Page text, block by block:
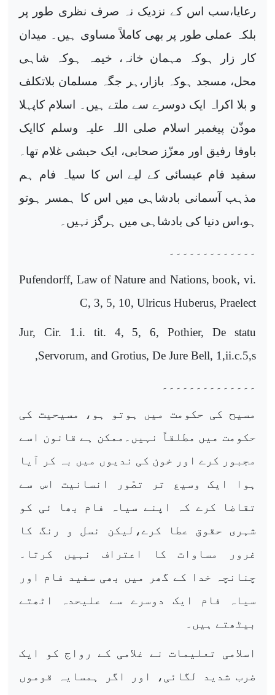
رعایا،سب اس کے نزدیک نہ صرف نظری طور پر
بلکہ عملی طور پر بھی کاملاً مساوی ہیں۔ میدان
کار زار ہوکہ مہمان خانہ، خیمہ ہوکہ شاہی
محل، مسجد ہوکہ بازار،ہر جگہ مسلمان بلاتکلف
و بلا اکراہ ایک دوسرے سے ملتے ہیں۔ اسلام کاپہلا
موذّن پیغمبر اسلام صلی اللہ علیہ وسلم کاایک
باوفا رفیق اور معزّز صحابی، ایک حبشی غلام تھا۔
سفید فام عیسائی کے لیے اس کا سیاہ فام ہم
مذہب آسمانی بادشاہی میں اس کا ہمسر ہوتو
ہو،اس دنیا کی بادشاہی میں ہرگز نہیں۔
۔۔۔۔۔۔۔۔۔۔۔۔۔
Pufendorff, Law of Nature and Nations, book, vi.
C, 3, 5, 10, Ulricus Huberus, Praelect
Jur, Cir. 1.i. tit. 4, 5, 6, Pothier, De statu
Servorum, and Grotius, De Jure Bell, 1,ii.c.5,s
,
۔۔۔۔۔۔۔۔۔۔۔۔۔۔
مسیح کی حکومت میں ہوتو ہو، مسیحیت کی
حکومت میں مطلقاً نہیں۔ممکن ہے قانون اسے
مجبور کرے اور خون کی ندیوں میں بہ کر آیا
ہوا ایک وسیع تر تصّور انسانیت اس سے
تقاضا کرے کہ اپنے سیاہ فام بھا ئی کو
شہری حقوق عطا کرے،لیکن نسل و رنگ کا
غرور مساوات کا اعتراف نہیں کرتا۔
چنانچہ خدا کے گھر میں بھی سفید فام اور
سیاہ فام ایک دوسرے سے علیحدہ اٹھتے
بیٹھتے ہیں۔
اسلامی تعلیمات نے غلامی کے رواج کو ایک
ضرب شدید لگائی، اور اگر ہمسایہ قوموں